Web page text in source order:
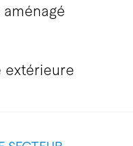
aménagé
extérieure